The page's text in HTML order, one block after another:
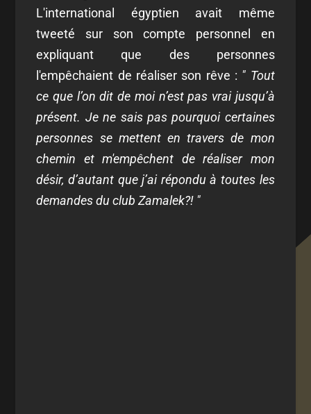
L'international égyptien avait même
tweeté sur son compte personnel en
expliquant que des personnes
l'empêchaient de réaliser son rêve : " Tout
ce que l’on dit de moi n’est pas vrai jusqu’à
présent. Je ne sais pas pourquoi certaines
personnes se mettent en travers de mon
chemin et m'empêchent de réaliser mon
désir, d’autant que j’ai répondu à toutes les
demandes du club Zamalek?! "